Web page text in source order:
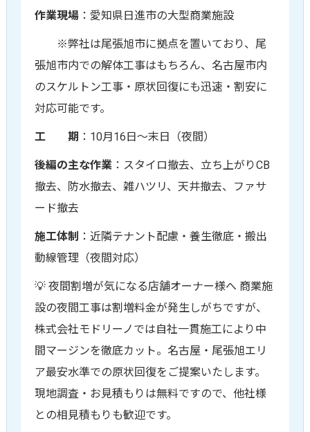
作業現場：愛知県日進市の大型商業施設
※弊社は尾張旭市に拠点を置いており、尾
張旭市内での解体工事はもちろん、名古屋市内
のスケルトン工事・原状回復にも迅速・割安に
対応可能です。
工 期 ：10月16日〜末日（夜間）
後編の主な作業：スタイロ撤去、立ち上がりCB
撤去、防水撤去、雑ハツリ、天井撤去、ファサ
ード撤去
施工体制 ：近隣テナント配慮・養生徹底・搬出
動線管理（夜間対応）
💡 夜間割増が気になる店舗オーナー様へ 商業施
設の夜間工事は割増料金が発生しがちですが、
株式会社モドリーノでは自社一貫施工により中
間マージンを徹底カット。名古屋・尾張旭エリ
ア最安水準での原状回復をご提案いたします。
現地調査・お見積もりは無料ですので、他社様
との相見積もりも歓迎です。